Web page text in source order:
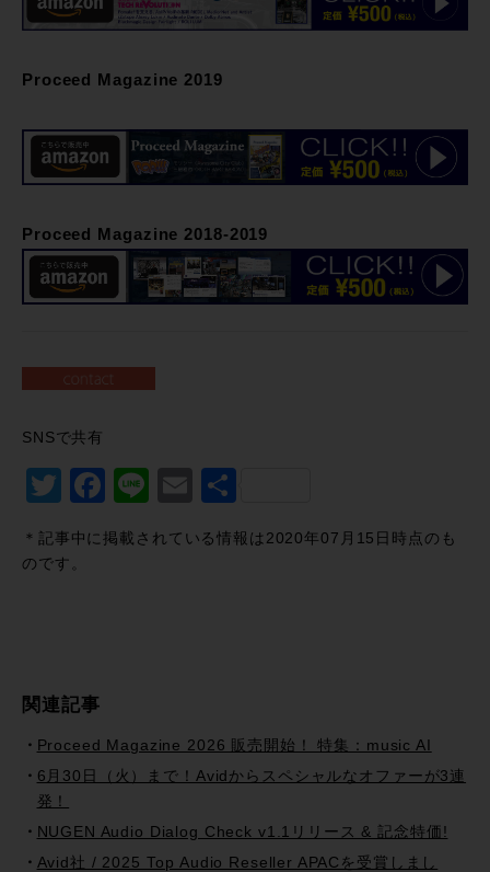
Proceed Magazine 2019
Proceed Magazine 2018-2019
SNSで共有
Twitter
Facebook
LineEmail
＊記事中に掲載されている情報は2020年07月15日時点のも
のです。
関連記事
Proceed Magazine 2026 販売開始！ 特集：music AI
6月30日（火）まで！Avidからスペシャルなオファーが3連
発！
NUGEN Audio Dialog Check v1.1リリース & 記念特価!
Avid社 / 2025 Top Audio Reseller APACを受賞しまし